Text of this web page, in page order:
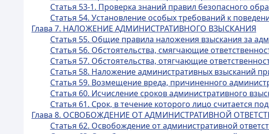
Статья 53-1. Проверка знаний правил безопасного
Статья 54. Установление особых требований к
Глава 7. НАЛОЖЕНИЕ АДМИНИСТРАТИВНОГО ВЗЫСКАНИЯ
Статья 55. Общие правила наложения взыскания за
Статья 56. Обстоятельства, смягчающие
Статья 57. Обстоятельства, отягчающие
Статья 58. Наложение административных взысканий
Статья 59. Возмещение вреда, причиненного
Статья 60. Исчисление сроков административного
Статья 61. Срок, в течение которого лицо считается
Глава 8. ОСВОБОЖДЕНИЕ ОТ АДМИНИСТРАТИВНОЙ
Статья 62. Освобождение от административной